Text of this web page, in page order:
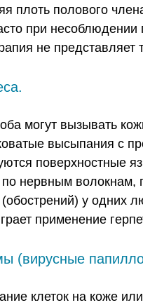
плоть полового
при несоблюдении
не
могут вызывать
высыпания
поверхностные
по нервным
у одних
применение
(вирусные
клеток на коже